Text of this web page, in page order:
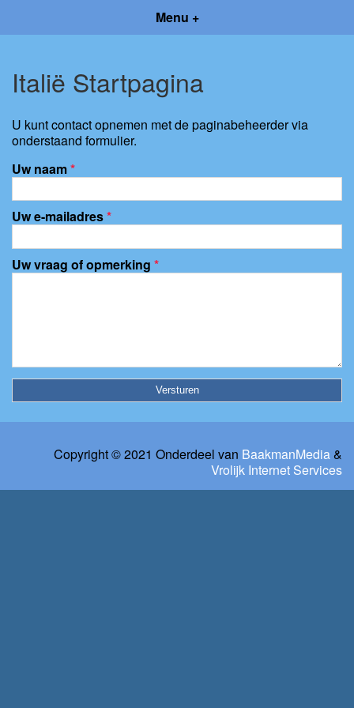
Menu +
Italië Startpagina
U kunt contact opnemen met de paginabeheerder via
onderstaand formulier.
Uw naam*
Uw e-mailadres*
Uw vraag of opmerking *
Copyright © 2021 Onderdeel van BaakmanMedia&
Vrolijk Internet Services